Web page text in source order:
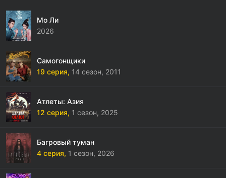
Мо Ли
2026
Самогонщики
19 серия, 14 сезон, 2011
Атлеты: Азия
12 серия, 1 сезон, 2025
Багровый туман
4 серия, 1 сезон, 2026